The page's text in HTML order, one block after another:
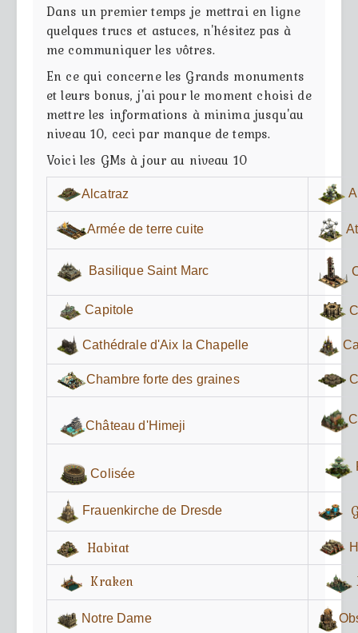
Dans un premier temps je mettrai en ligne
quelques trucs et astuces, n'hésitez pas à
me communiquer les vôtres.
En ce qui concerne les Grands monuments
et leurs bonus, j'ai pour le moment choisi de
mettre les informations à minima jusqu'au
niveau 10, ceci par manque de temps.
Voici les GMs à jour au niveau 10
Alcatraz
Armée de terre cuite
Basilique Saint Marc
Capitole
Cathédrale d'Aix la Chapelle
Chambre forte des graines
Château d'Himeji
Colisée
Frauenkirche de Dresde
Habitat
Kraken
Notre Dame